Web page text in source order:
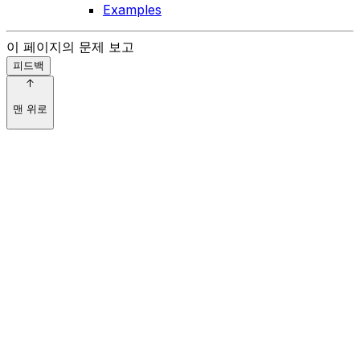
Examples
이 페이지의 문제 보고
피드백
맨 위로